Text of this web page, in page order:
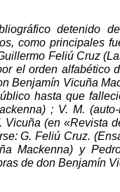
detenido
como principales
Feliú Cruz
el orden alfabético
Benjamín Vicuña
hasta que
; V. M.
Vicuña (en «Revista
G. Feliú Cruz.
Mackenna) y
de don Benjamín